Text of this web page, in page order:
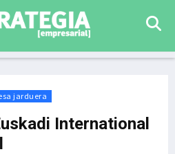
jarduera
International